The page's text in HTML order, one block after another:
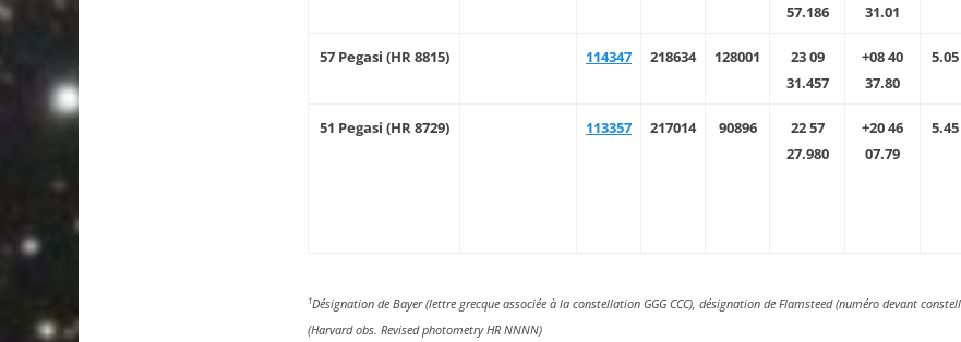
57.186
31.01
57 Pegasi (HR 8815) 114347 218634 128001
23 09
31.457
+08 40
37.80
5.05
51 Pegasi (HR 8729) 113357 217014 90896
22 57
27.980
+20 46
07.79
5.45
1Désignation de Bayer (lettre grecque associée à la constellation GGG CCC), désignation de Flamsteed (numéro devant
(Harvard obs. Revised photometry HR NNNN)